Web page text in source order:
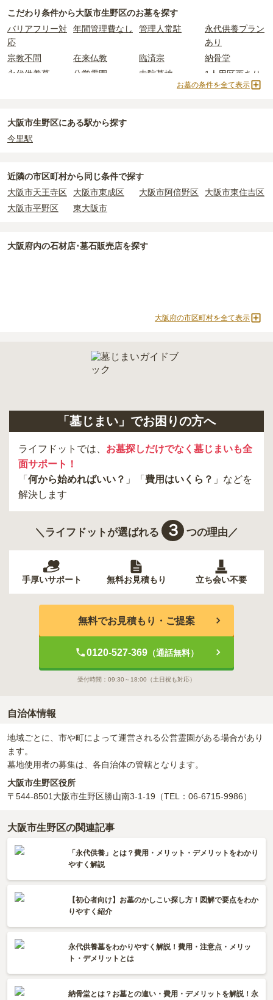
大阪市生野区の一般墓の永代使用料の平均は
145.7万円です。いずれも区画の広さや墓石の大きさ・
素材によって変わります。
なお、お墓によっては以下の費用が別途かかる場合があります。
すお布施、会食などの費用がかかります。
：お墓の管理費。契約後、毎年発生するケースがあり
ます。
正確な費用は、区画や石材の選び方によって大きく変わるため、見
現地見学では、担当者に「提示金額以外にかかる費用はないか」を
必ず確認することをおすすめします。
(墓石代別)からお求めいただけます。
する「合祀墓（ごうしぼ）」と呼ばれるタイプです。個別のお墓に
比べて省スペースで管理の手間がかからないため、費用が安く設定
されています。
価格の目安は、1名あたり5万円〜30万円程度です。
替えてお墓を探すのがおすすめです。
こだわり条件から大阪市生野区のお墓を探す
バリアフリー対
応
年間管理費なし 管理人常駐
永代供養プラン
あり
宗教不問
在来仏教 臨済宗
納骨堂
永代供養墓
公営霊園 寺院墓地 1人用区画あり
お墓の条件を全て表示
大阪市生野区にある駅から探す
今里駅
近隣の市区町村から同じ条件で探す
大阪市天王寺区
大阪市東成区 大阪市阿倍野区
大阪市東住吉区
大阪市平野区
東大阪市
大阪府内の石材店･墓石販売店を探す
大阪府の市区町村を全て表示
「墓じまい」でお困りの方へ
ライフドットでは、 お墓探しだけでなく墓じまいも全
面サポート！
「 何から始めればいい？ 」「 費用はいくら？ 」などを
解決します
＼ライフドットが選ばれる ３ つの理由／
手厚いサポート 無料お見積もり 立ち会い不要
無料でお見積もり・ご提案
0120-527-369（通話無料）
受付時間： 09:30～18:00 （土日祝も対応）
自治体情報
地域ごとに、市や町によって運営される公営霊園がある場合があり
ます。
墓地使用者の募集は、各自治体の管轄となります。
大阪市生野区役所
〒544-8501 大阪市生野区勝山南3-1-19 （TEL：06-6715-9986）
大阪市生野区の関連記事
「永代供養」とは？費用・メリット・デメリットをわかり
やすく解説
【初心者向け】お墓のかしこい探し方！図解で要点をわか
りやすく紹介
永代供養墓をわかりやすく解説！費用・注意点・メリッ
ト・デメリットとは
納骨堂とは？お墓との違い・費用・デメリットを解説！永